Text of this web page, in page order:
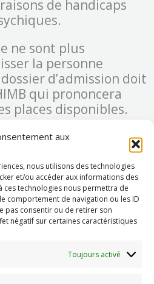
aux
nous utilisons des technologies
et/ou accéder aux informations des
ces technologies nous permettra de
comportement de navigation ou les ID
pas consentir ou de retirer son
négatif sur certaines caractéristiques
Toujours activé
de handicaps
ne sont plus
la personne
d’admission doit
qui prononcera
places disponibles.
peut aménager sa
personnels
Ses goûts, son
sont pris en compte
mieux à ses besoins et
son état le lui permet.